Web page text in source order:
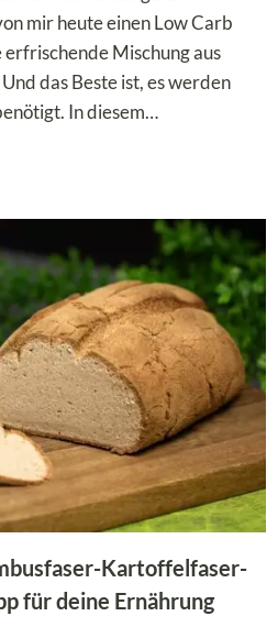
mir heute einen Low Carb
Mischung aus
das Beste ist, es werden
In diesem…
Kartoffelfaser-
für deine Ernährung